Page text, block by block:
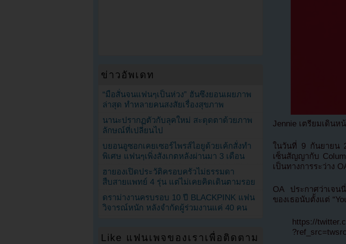
Jennie เตรียมเดิน
ในวันที่ 9 กันยายน
เซ็นสัญญากับ
เป็นทางการระว่าง
OA ประกาศว่าเจน
ของเธอนับตั้งแต่
https://
ข่าวอัพเดท
“มือสั่นจนแฟนๆเป็นห่วง” ฮันซึงยอนเผยภาพ
ล่าสุด ทำหลายคนสงสัยเรื่องสุขภาพ
นานะปรากฏตัวกับลุคใหม่ สะดุดตาด้วยภาพ
ลักษณ์ที่เปลี่ยนไป
บยอนอูซอกเคยเซอร์ไพรส์ไอยูด้วยเค้กสั่งทำ
พิเศษ แฟนๆเพิ่งสังเกตหลังผ่านมา 3 เดือน
ฮายองเปิดประวัติครอบครัวไม่ธรรมดา
สืบสายแพทย์ 4 รุ่น แต่ไม่เคยคิดเดินตามรอย
ดราม่างานครบรอบ 10 ปี BLACKPINK แฟน
วิจารณ์หนัก หลังจำกัดผู้ร่วมงานแค่ 40 คน
Like แฟนเพจของเราเพื่อติดตาม